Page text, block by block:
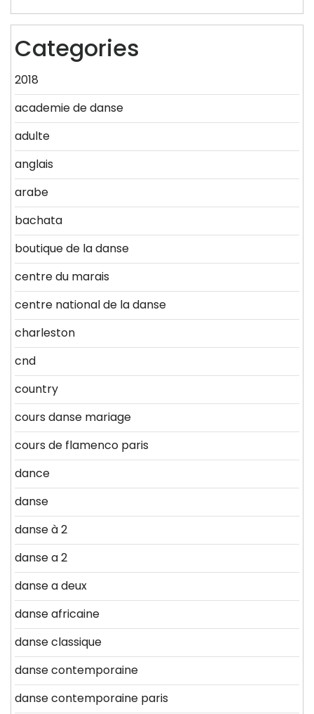
Categories
2018
academie de danse
adulte
anglais
arabe
bachata
boutique de la danse
centre du marais
centre national de la danse
charleston
cnd
country
cours danse mariage
cours de flamenco paris
dance
danse
danse à 2
danse a 2
danse a deux
danse africaine
danse classique
danse contemporaine
danse contemporaine paris